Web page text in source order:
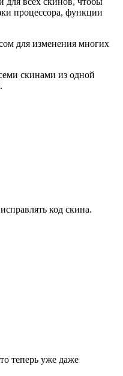
процессора, функции
для изменения многих
скинами из одной
код скина.
теперь уже даже